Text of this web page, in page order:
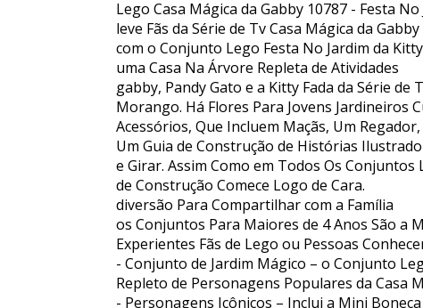
Lego Casa Mágica da Gabby 10787 - Festa
leve Fãs da Série de Tv Casa Mágica da
com o Conjunto Lego Festa No Jardim da Kitty
uma Casa Na Árvore Repleta de Atividades
gabby, Pandy Gato e a Kitty Fada da Série de
Morango. Há Flores Para Jovens Jardineiros
Acessórios, Que Incluem Maçãs, Um
Um Guia de Construção de Histórias
e Girar. Assim Como em Todos Os
de Construção Comece Logo de Cara.
diversão Para Compartilhar com a Família
os Conjuntos Para Maiores de 4 Anos São a
Experientes Fãs de Lego ou Pessoas
- Conjunto de Jardim Mágico – o Conjunto
Repleto de Personagens Populares da Casa
- Personagens Icônicos – Inclui a Mini